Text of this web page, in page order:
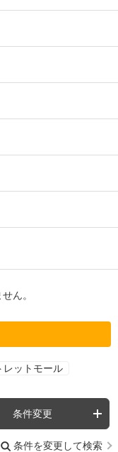
ん。
レットモール
条件変更
条件を変更して検索